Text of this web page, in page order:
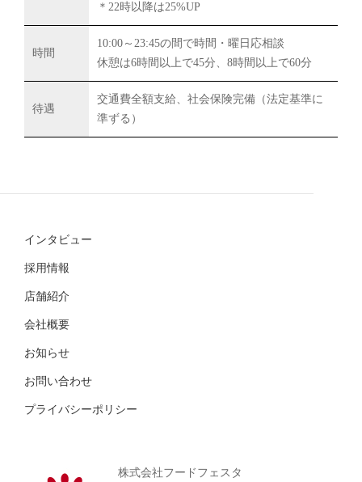
＊22時以降は25%UP
時間
10:00～23:45の間で時間・曜日応相談
休憩は6時間以上で45分、8時間以上で60分
待遇
交通費全額支給、社会保険完備（法定基準に
準ずる）
インタビュー
採用情報
店舗紹介
会社概要
お知らせ
お問い合わせ
プライバシーポリシー
株式会社フードフェスタ